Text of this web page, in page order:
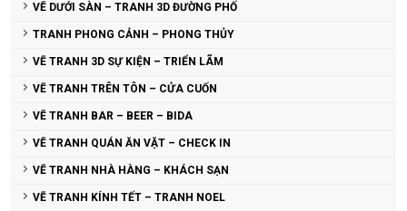
VẼ DƯỚI SÀN – TRANH 3D ĐƯỜNG PHỐ
TRANH PHONG CẢNH – PHONG THỦY
VẼ TRANH 3D SỰ KIỆN – TRIỂN LÃM
VẼ TRANH TRÊN TÔN – CỬA CUỐN
VẼ TRANH BAR – BEER – BIDA
VẼ TRANH QUÁN ĂN VẶT – CHECK IN
VẼ TRANH NHÀ HÀNG – KHÁCH SẠN
VẼ TRANH KÍNH TẾT – TRANH NOEL